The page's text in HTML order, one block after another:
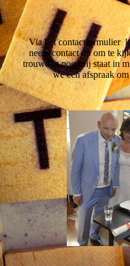
Via het contactformulier
neem contact op om te
trouwdag nog vrij staat in
we een afspraak